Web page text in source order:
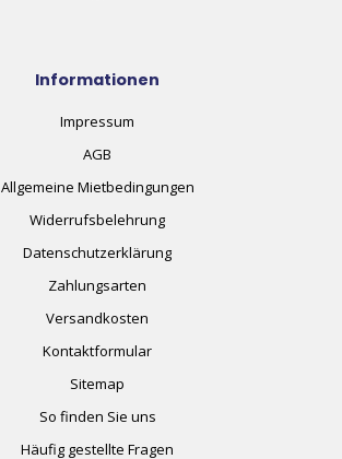
Informationen
Impressum
AGB
Allgemeine Mietbedingungen
Widerrufsbelehrung
Datenschutzerklärung
Zahlungsarten
Versandkosten
Kontaktformular
Sitemap
So finden Sie uns
Häufig gestellte Fragen